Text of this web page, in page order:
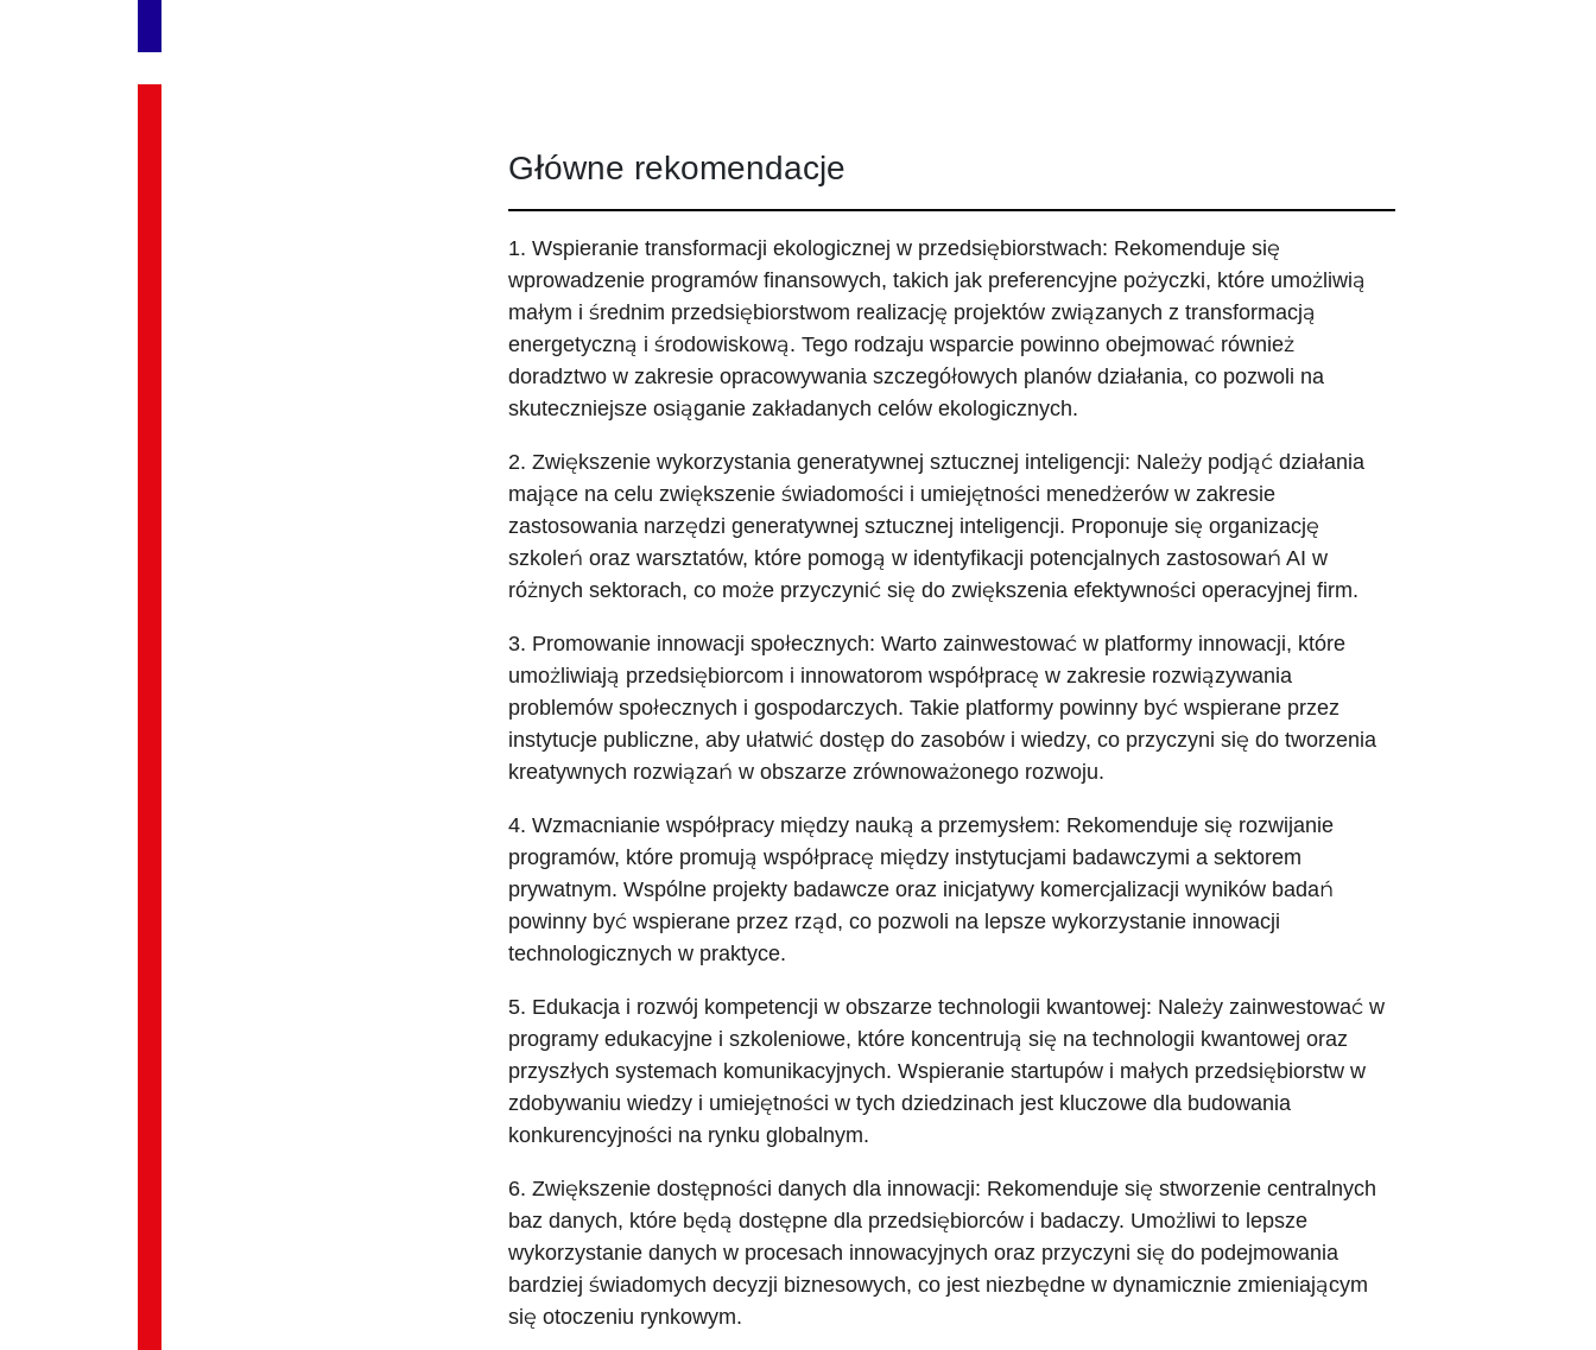
Główne rekomendacje
1. Wspieranie transformacji ekologicznej w przedsiębiorstwach: Rekomenduje się
wprowadzenie programów finansowych, takich jak preferencyjne pożyczki, które umożliwią
małym i średnim przedsiębiorstwom realizację projektów związanych z transformacją
energetyczną i środowiskową. Tego rodzaju wsparcie powinno obejmować również
doradztwo w zakresie opracowywania szczegółowych planów działania, co pozwoli na
skuteczniejsze osiąganie zakładanych celów ekologicznych.
2. Zwiększenie wykorzystania generatywnej sztucznej inteligencji: Należy podjąć działania
mające na celu zwiększenie świadomości i umiejętności menedżerów w zakresie
zastosowania narzędzi generatywnej sztucznej inteligencji. Proponuje się organizację
szkoleń oraz warsztatów, które pomogą w identyfikacji potencjalnych zastosowań AI w
różnych sektorach, co może przyczynić się do zwiększenia efektywności operacyjnej firm.
3. Promowanie innowacji społecznych: Warto zainwestować w platformy innowacji, które
umożliwiają przedsiębiorcom i innowatorom współpracę w zakresie rozwiązywania
problemów społecznych i gospodarczych. Takie platformy powinny być wspierane przez
instytucje publiczne, aby ułatwić dostęp do zasobów i wiedzy, co przyczyni się do tworzenia
kreatywnych rozwiązań w obszarze zrównoważonego rozwoju.
4. Wzmacnianie współpracy między nauką a przemysłem: Rekomenduje się rozwijanie
programów, które promują współpracę między instytucjami badawczymi a sektorem
prywatnym. Wspólne projekty badawcze oraz inicjatywy komercjalizacji wyników badań
powinny być wspierane przez rząd, co pozwoli na lepsze wykorzystanie innowacji
technologicznych w praktyce.
5. Edukacja i rozwój kompetencji w obszarze technologii kwantowej: Należy zainwestować w
programy edukacyjne i szkoleniowe, które koncentrują się na technologii kwantowej oraz
przyszłych systemach komunikacyjnych. Wspieranie startupów i małych przedsiębiorstw w
zdobywaniu wiedzy i umiejętności w tych dziedzinach jest kluczowe dla budowania
konkurencyjności na rynku globalnym.
6. Zwiększenie dostępności danych dla innowacji: Rekomenduje się stworzenie centralnych
baz danych, które będą dostępne dla przedsiębiorców i badaczy. Umożliwi to lepsze
wykorzystanie danych w procesach innowacyjnych oraz przyczyni się do podejmowania
bardziej świadomych decyzji biznesowych, co jest niezbędne w dynamicznie zmieniającym
się otoczeniu rynkowym.